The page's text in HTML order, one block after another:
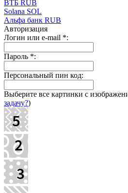
ВТБ RUB
Solana SOL
Альфа банк RUB
Авторизация
Логин или e-mail *:
Пароль *:
Персональный пин код:
Выберите все картинки с
задачу?)